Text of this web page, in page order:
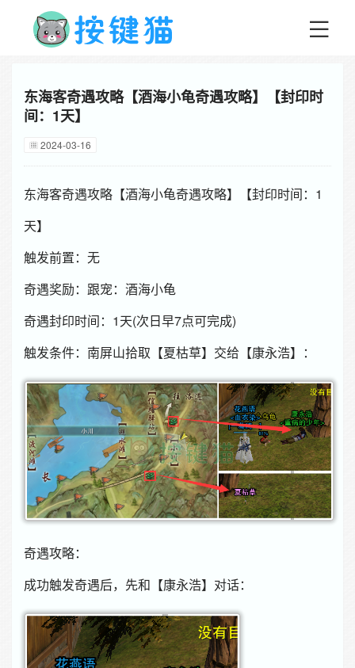
东海客奇遇攻略【酒海小龟奇遇攻略】【封印时
间：1天】
2024-03-16
东海客奇遇攻略【酒海小龟奇遇攻略】【封印时间：1
天】
触发前置：无
奇遇奖励：跟宠：酒海小龟
奇遇封印时间：1天(次日早7点可完成)
触发条件：南屏山拾取【夏枯草】交给【康永浩】：
奇遇攻略：
成功触发奇遇后，先和【康永浩】对话：